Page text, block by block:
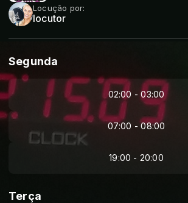
Locução por:
locutor
Segunda
02:00 - 03:00
07:00 - 08:00
19:00 - 20:00
Terça